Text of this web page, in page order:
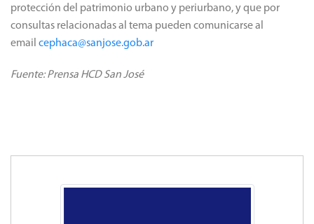
protección del patrimonio urbano y periurbano, y que por
consultas relacionadas al tema pueden comunicarse al
email cephaca@sanjose.gob.ar
Fuente: Prensa HCD San José